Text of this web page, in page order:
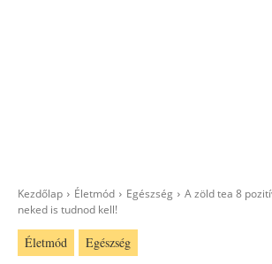
Kezdőlap Életmód Egészség
A zöld tea 8
neked is tudnod kell!
Életmód Egészség